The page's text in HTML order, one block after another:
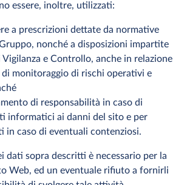
essere, inoltre, utilizzati:
a prescrizioni dettate da normative
nonché a disposizioni impartite
Vigilanza e Controllo, anche in relazione
monitoraggio di rischi operativi e
di responsabilità in caso di
informatici ai danni del sito e per
in caso di eventuali contenziosi.
dati sopra descritti è necessario per la
Web, ed un eventuale rifiuto a fornirli